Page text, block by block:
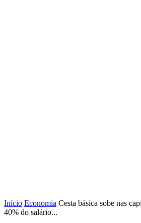
Início Economia Cesta básica sobe nas
40% do salário...